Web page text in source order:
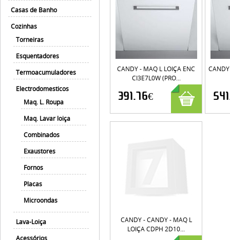
Casas de Banho
Cozinhas
Torneiras
Esquentadores
Termoacumuladores
Electrodomesticos
Maq. L. Roupa
Maq. Lavar loiça
Combinados
Exaustores
Fornos
Placas
Microondas
Lava-Loiça
Acessórios
CANDY - MAQ L LOIÇA ENC
CI3E7L0W (PRO...
391.76€
CANDY - CANDY - MAQ L
LOIÇA CDPH 2D10...